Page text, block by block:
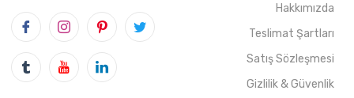
Hakkımızda
Teslimat Şartları
Satış Sözleşmesi
Gizlilik & Güvenlik